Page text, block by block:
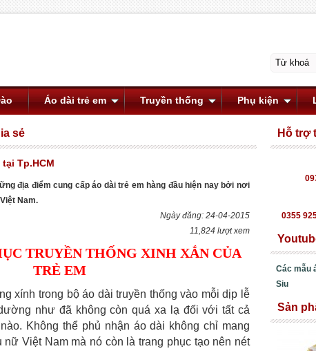
Tp.HCM
địa điểm cung cấp áo dài trẻ em hàng đầu hiện nay bởi nơi
Nam.
Ngày đăng: 24-04-2015
11,824 lượt xem
TRUYỀN THỐNG XINH XẮN CỦA
TRẺ EM
xính trong bộ áo dài truyền thống vào mỗi dịp lễ
như đã không còn quá xa lạ đối với tất cả
Không thể phủ nhận áo dài không chỉ mang
Việt Nam mà nó còn là trang phục tạo nên nét
sẻ Hỗ trợ
0355
Các mẫu
Siu
Sản
Áo dài trẻ em Truyền thống Phụ kiện